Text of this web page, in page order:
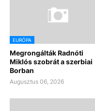
EURÓPA
Megrongálták Radnóti
Miklós szobrát a szerbiai
Borban
Augusztus 06, 2026